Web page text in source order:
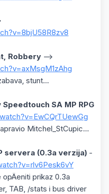
Robbery -->
stunt...
SA MP RPG
Mitchel_StCupic...
servera (0.3a verzija) -
prikaz 0.3a
TAB, /stats i bus driver